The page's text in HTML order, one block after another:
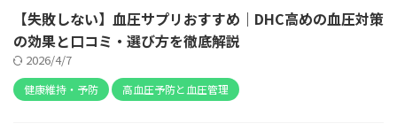
【失敗しない】血圧サプリおすすめ｜DHC高めの血圧対策
の効果と口コミ・選び方を徹底解説
2026/4/7
健康維持・予防 高血圧予防と血圧管理